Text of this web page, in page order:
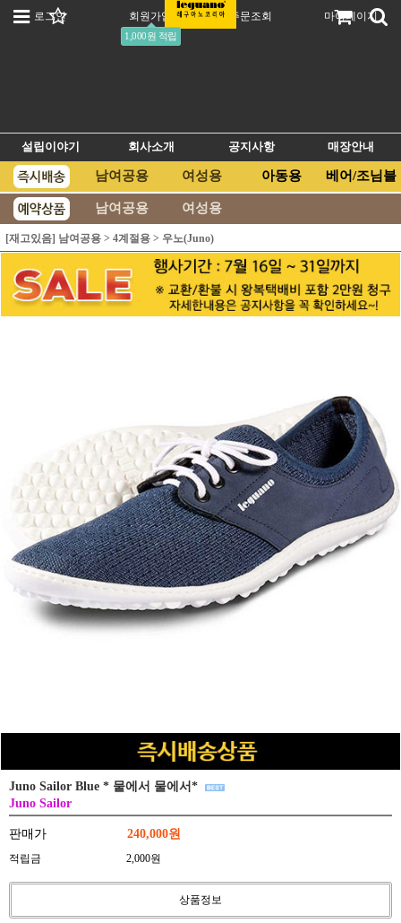
로그인 회원가입
1,000원 적립
주문조회 마이페이지
설립이야기 회사소개 공지사항 매장안내
남여공용 여성용 아동용 베어/조님블
남여공용 여성용
[재고있음] 남여공용 > 4계절용 > 우노(Juno)
Juno Sailor Blue * 뭍에서 물에서*
Juno Sailor
판매가 240,000원
적립금 2,000원
상품정보